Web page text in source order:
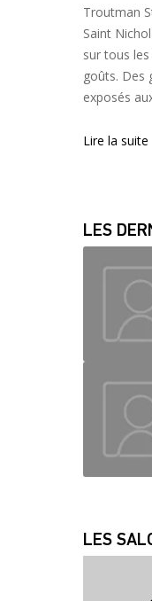
Troutman
Saint
sur tous
goûts. Des
exposés
Lire la suite
LES
MAUD
LES